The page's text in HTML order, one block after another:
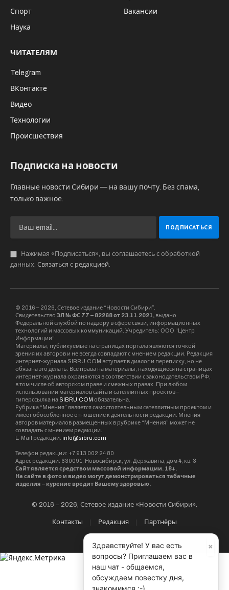
Спорт
Наука
Вакансии
ЧИТАТЕЛЯМ
Telegram
ВКонтакте
Видео
Технологии
Происшествия
Подписка на новости
Главные новости Сибири — на вашу почту. Без спама,
только важное.
Нажимая «Подписаться», вы соглашаетесь с обработкой
данных. Связаться с редакцией.
© 2016 – 2026, Сетевое издание “Новости Сибири”.
Свидетельство ЭЛ № ФС 77 – 82268 от 23.11.2021, выдано
Федеральной службой по надзору в сфере связи, информационных
технологий и массовых коммуникаций. Учредитель: ООО “Центр
Информации”
Материалы, публикуемые на страницах портала являются точкой
зрения их авторов и не всегда совпадают с мнением редакции. Редакция
интернет-журнала SIBRU.COM вступает в диалог и переписку, но не
обязана это делать. Все права на материалы, находящиеся на страницах
интернет-журнала охраняются в соответствии с законодательством РФ,
в том числе об авторском праве и смежных правах. При любом
использовании материалов сайта и сателлитных проектов –
гиперссылка на SIBRU.COM обязательна.
Рубрика “Мнения” является самостоятельным сателлитным проектом и
имеет обособленное отношение к деятельности редакции. Мнения
авторов материалов размещенных в рубрике “Мнения” может не
совпадать с мнением редакции.
E-Mail редакции: info@sibru.com
Телефон редакции: +7 913 002 24 80
Адрес редакции: 630091, Новосибирск, ул. Державина, дом 4, кв. 3
Сайт является средством массовой информации. 18+.
На сайте в фото и видео могут демонстрироваться табачные
изделия – курение вредит Вашему здоровью.
© 2016 – 2026, Сетевое издание «Новости Сибири».
Контакты Редакция Партнёры
×
Здравствуйте! У вас есть
вопросы? Приглашаем вас в
наш чат - общаемся,
обсуждаем повестку дня,
знакомимся ;-)